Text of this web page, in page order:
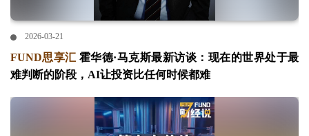
2026-03-21
FUND思享汇 霍华德·马克斯最新访谈：现在的世界处于最
难判断的阶段，AI让投资比任何时候都难